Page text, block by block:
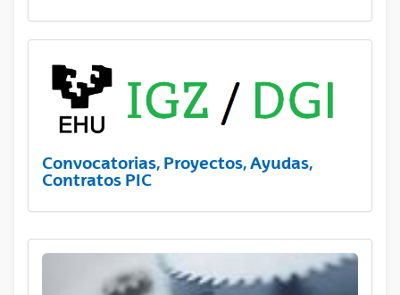
Convocatorias, Proyectos, Ayudas,
Contratos PIC